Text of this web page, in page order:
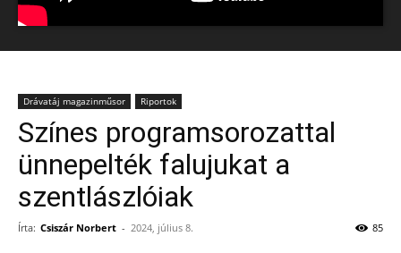
Drávatáj magazinműsor Riportok
Színes programsorozattal
ünnepelték falujukat a
szentlászlóiak
Írta: Csiszár Norbert - 2024, július 8. 85